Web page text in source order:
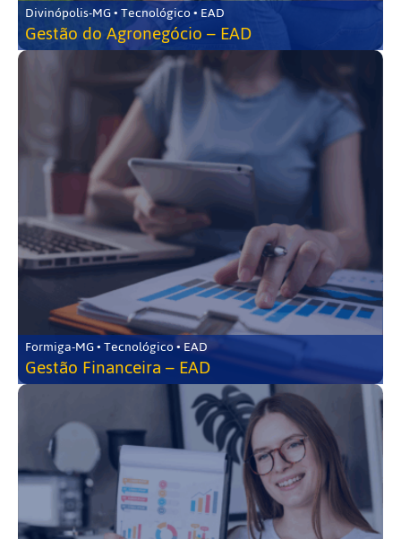
Divinópolis-MG • Tecnológico • EAD
Gestão do Agronegócio – EAD
Formiga-MG • Tecnológico • EAD
Gestão Financeira – EAD